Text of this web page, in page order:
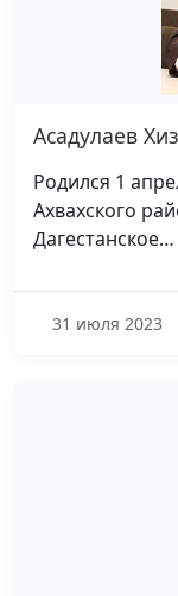
Асадулаев
Родился 1
Ахвахского
Дагестанское…
31 июля 2023